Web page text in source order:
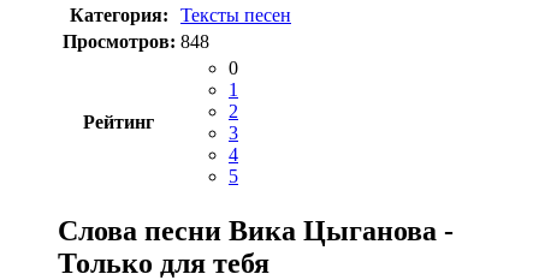
Категория:
Тексты песен
Просмотров: 848
Рейтинг
0
1
2
3
4
5
Слова песни Вика Цыганова -
Только для тебя